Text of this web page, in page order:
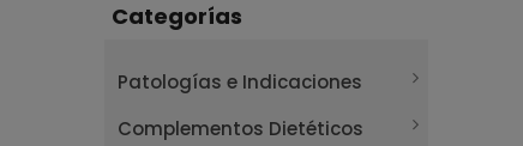
Categorías
Patologías e Indicaciones
Complementos Dietéticos